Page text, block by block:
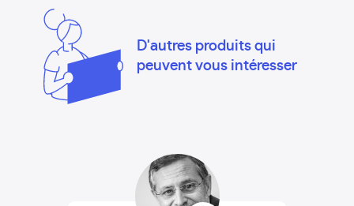
D'autres produits qui
peuvent vous intéresser